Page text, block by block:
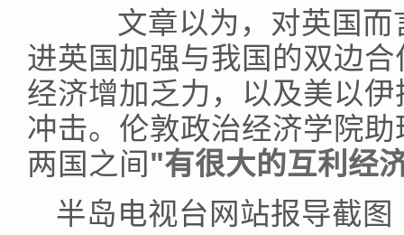
文章以为，对英国而
进英国加强与我国的双边
经济增加乏力，以及美以
冲击。伦敦政治经济学院
两国之间"有很大的互利经
半岛电视台网站报导截图